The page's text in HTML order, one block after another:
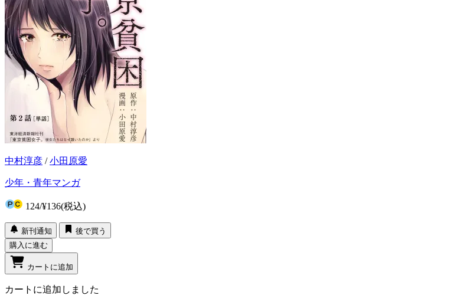
中村淳彦 /小田原愛
少年・青年マンガ
124/¥136(税込)
新刊通知
後で買う
購入に進む
カートに追加
カートに追加しました